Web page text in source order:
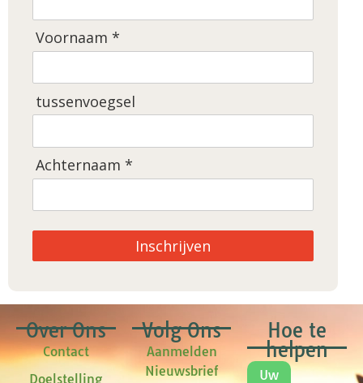
Voornaam *
tussenvoegsel
Achternaam *
Inschrijven
Over Ons
Contact
Doelstelling
Volg Ons
Aanmelden
Nieuwsbrief
Hoe te
helpen
Uw